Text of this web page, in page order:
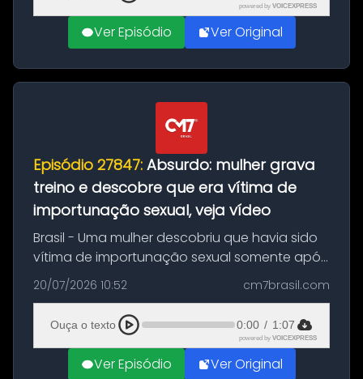
powered by VOICEXPRESS
Ver Episódio Ver Original
Episódio 27847: Absurdo: mulher grava
treino e descobre que era vítima de
importunação sexual, veja vídeo
Brasil - Uma mulher descobriu que havia sido
vítima de importunação sexual somente após
assistir a um vídeo que gravou enquanto
treinava na academia de um condomínio em
Feira de Santana, na Bahia. O c...
20/07/2026 10:52 cm7brasil.com
Ouça o texto 0:00 / 1:07
powered by VOICEXPRESS
Ver Episódio Ver Original